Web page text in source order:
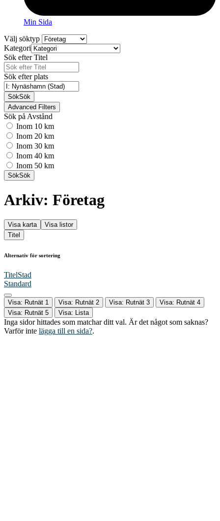
Min Sida
Välj söktyp
Kategori
Sök efter Titel
Sök efter plats
SökSök
Advanced Filters
Sök på Avstånd
Inom 10 km
Inom 20 km
Inom 30 km
Inom 40 km
Inom 50 km
SökSök
Arkiv: Företag
Visa karta
Visa listor
Titel
Alternativ för sortering
TitelStad
Standard
Visa: Rutnät 1 Visa: Rutnät 2 Visa: Rutnät 3
Visa: Rutnät 4
Visa: Rutnät 5
Visa: Lista
Inga sidor hittades som matchar ditt val. Är det något som saknas?
Varför inte lägga till en sida?.